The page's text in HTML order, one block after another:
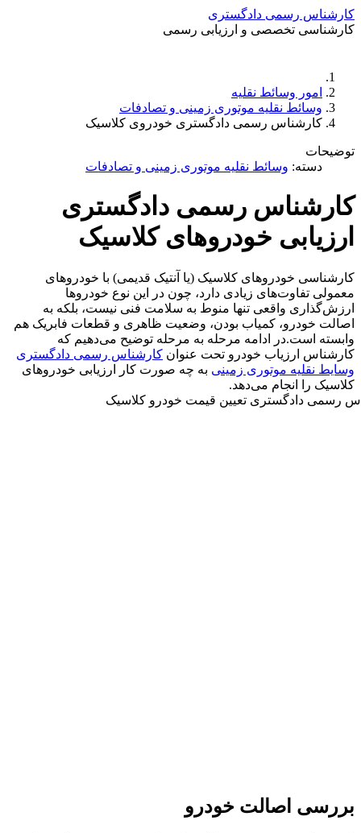
کارشناس رسمی دادگستری
کارشناسی تخصصی و ارزیابی رسمی
امور وسائط نقلیه
وسائط نقلیه موتوری زمینی و تصادفات
کارشناس رسمی دادگستری خودروی کلاسیک
توضیحات
دسته: وسائط نقلیه موتوری زمینی و تصادفات
کارشناس رسمی دادگستری
ارزیابی خودروهای کلاسیک
کارشناسی خودروهای کلاسیک (یا آنتیک قدیمی) با خودروهای
معمولی تفاوت‌های زیادی دارد، چون در این نوع خودروها
ارزش‌گذاری واقعی تنها منوط به سلامت فنی نیست، بلکه به
اصالت خودرو، کمیاب بودن، وضعیت ظاهری و قطعات فابریک هم
وابسته است.در ادامه مرحله‌ به‌ مرحله توضیح می‌دهیم که
کارشناس ارزیاب خودرو تحت عنوان کارشناس رسمی دادگستری
وسایط نقلیه موتوری زمینی به چه صورت کار ارزیابی خودروهای
کلاسیک را انجام می‌دهد.
بررسی اصالت خودرو